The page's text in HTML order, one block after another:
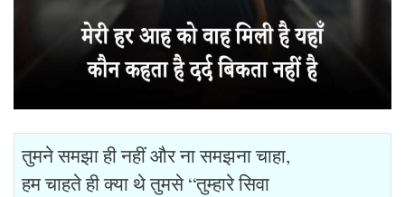
तुमने समझा ही नहीं और ना समझना चाहा,
हम चाहते ही क्या थे तुमसे “तुम्हारे सिवा